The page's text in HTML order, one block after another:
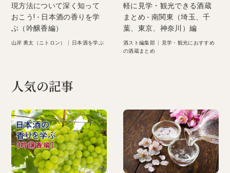
現方法について深く知って
おこう! - 日本酒の香りを学
ぶ（吟醸香編）
山岸 勇太（ニトロン） 日本酒を学ぶ
軽に見学・観光できる酒蔵
まとめ - 南関東（埼玉、千
葉、東京、神奈川）編
酒スト編集部
見学・観光におすすめ
の酒蔵まとめ
人気の記事